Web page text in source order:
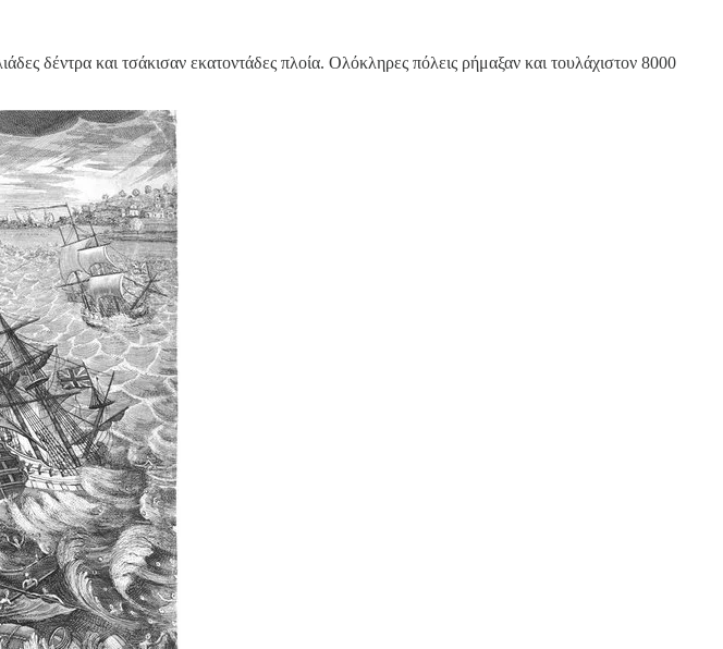
δέντρα και τσάκισαν εκατοντάδες πλοία. Ολόκληρες πόλεις ρήμαξαν και τουλάχιστον 8000